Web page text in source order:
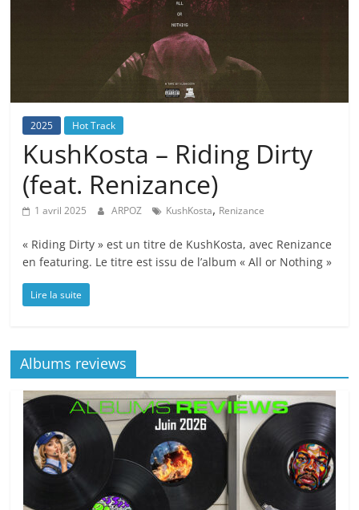
2025 Hot Track
KushKosta – Riding Dirty
(feat. Renizance)
1 avril 2025 ARPOZ KushKosta, Renizance
« Riding Dirty » est un titre de KushKosta, avec Renizance
en featuring. Le titre est issu de l’album « All or Nothing »
Lire la suite
Albums reviews